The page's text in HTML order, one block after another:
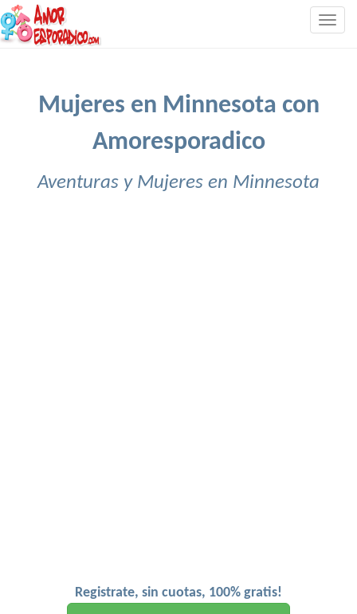
Mujeres en Minnesota con
Amoresporadico
Aventuras y Mujeres en Minnesota
Registrate, sin cuotas, 100% gratis!